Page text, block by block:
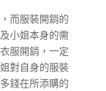
而服裝開銷的
小姐本身的需
服開銷，一定
對自身的服裝
錢在所添購的